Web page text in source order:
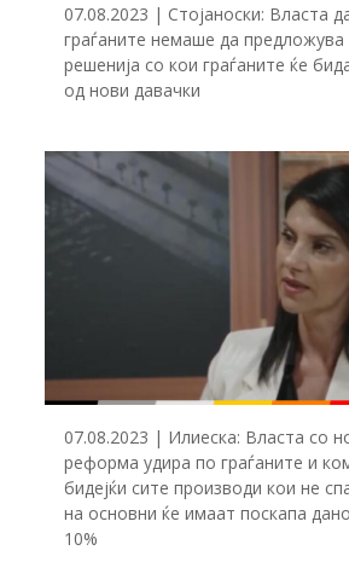
07.08.2023 | Стојаноски: Власта
граѓаните немаше да предложува
решенија со кои граѓаните ќе
од нови давачки
07.08.2023 | Илиеска: Власта со
реформа удира по граѓаните и
бидејќи сите производи кои не
на основни ќе имаат поскапа
10%